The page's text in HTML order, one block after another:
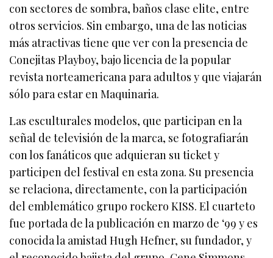
con sectores de sombra, baños clase elite, entre
otros servicios. Sin embargo, una de las noticias
más atractivas tiene que ver con la presencia de
Conejitas Playboy, bajo licencia de la popular
revista norteamericana para adultos y que viajarán
sólo para estar en Maquinaria.
Las esculturales modelos, que participan en la
señal de televisión de la marca, se fotografiarán
con los fanáticos que adquieran su ticket y
participen del festival en esta zona. Su presencia
se relaciona, directamente, con la participación
del emblemático grupo rockero KISS. El cuarteto
fue portada de la publicación en marzo de ‘99 y es
conocida la amistad Hugh Hefner, su fundador, y